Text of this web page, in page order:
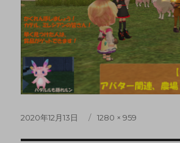
2020年12月13日 1280 × 959